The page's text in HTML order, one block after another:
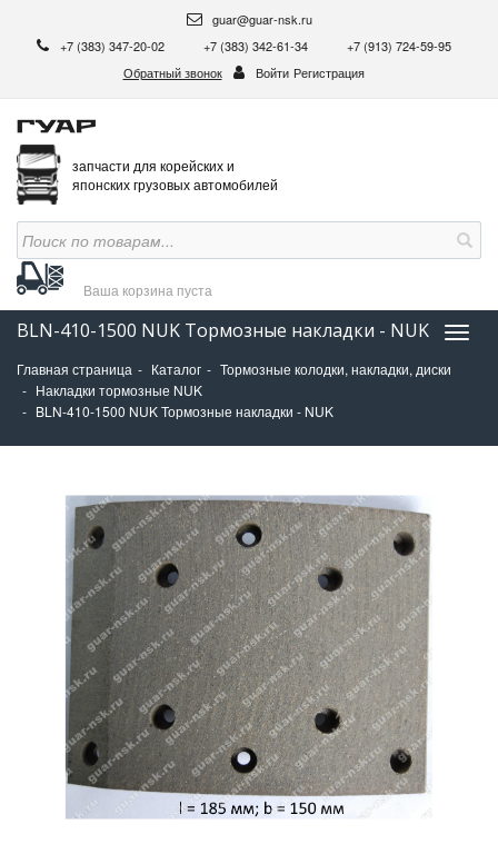
guar@guar-nsk.ru
+7 (383) 347-20-02
+7 (383) 342-61-34
+7 (913) 724-59-95
Обратный звонок
Войти Регистрация
запчасти для корейских и
японских грузовых автомобилей
Ваша корзина пуста
BLN-410-1500 NUK Тормозные накладки - NUK
Главная страница Каталог
Тормозные колодки, накладки, диски
Накладки тормозные NUK
BLN-410-1500 NUK Тормозные накладки - NUK